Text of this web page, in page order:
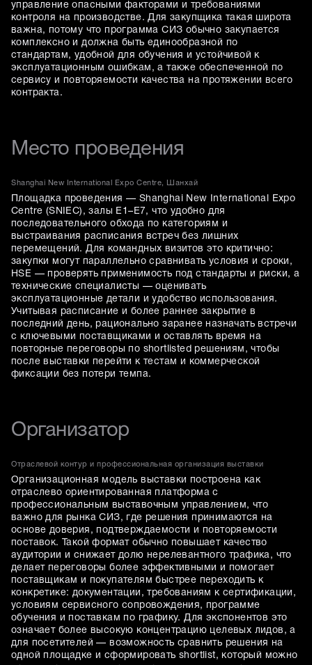
управление опасными факторами и требованиями
контроля на производстве. Для закупщика такая широта
важна, потому что программа СИЗ обычно закупается
комплексно и должна быть единообразной по
стандартам, удобной для обучения и устойчивой к
эксплуатационным ошибкам, а также обеспеченной по
сервису и повторяемости качества на протяжении всего
контракта.
Место проведения
Shanghai New International Expo Centre, Шанхай
Площадка проведения — Shanghai New International Expo
Centre (SNIEC), залы E1–E7, что удобно для
последовательного обхода по категориям и
выстраивания расписания встреч без лишних
перемещений. Для командных визитов это критично:
закупки могут параллельно сравнивать условия и сроки,
HSE — проверять применимость под стандарты и риски, а
технические специалисты — оценивать
эксплуатационные детали и удобство использования.
Учитывая расписание и более раннее закрытие в
последний день, рационально заранее назначать встречи
с ключевыми поставщиками и оставлять время на
повторные переговоры по shortlisted решениям, чтобы
после выставки перейти к тестам и коммерческой
фиксации без потери темпа.
Организатор
Отраслевой контур и профессиональная организация выставки
Организационная модель выставки построена как
отраслево ориентированная платформа с
профессиональным выставочным управлением, что
важно для рынка СИЗ, где решения принимаются на
основе доверия, подтверждаемости и повторяемости
поставок. Такой формат обычно повышает качество
аудитории и снижает долю нерелевантного трафика, что
делает переговоры более эффективными и помогает
поставщикам и покупателям быстрее переходить к
конкретике: документации, требованиям к сертификации,
условиям сервисного сопровождения, программе
обучения и поставкам по графику. Для экспонентов это
означает более высокую концентрацию целевых лидов, а
для посетителей — возможность сравнить решения на
одной площадке и сформировать shortlist, который можно